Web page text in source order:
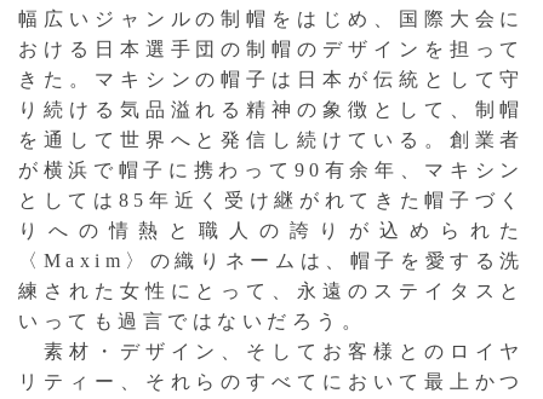
幅広いジャンルの制帽をはじめ、国際大会に
おける日本選手団の制帽のデザインを担って
きた。マキシンの帽子は日本が伝統として守
り続ける気品溢れる精神の象徴として、制帽
を通して世界へと発信し続けている。創業者
が横浜で帽子に携わって90有余年、マキシン
としては85年近く受け継がれてきた帽子づく
りへの情熱と職人の誇りが込められた
〈Maxim〉の織りネームは、帽子を愛する洗
練された女性にとって、永遠のステイタスと
いっても過言ではないだろう。
素材・デザイン、そしてお客様とのロイヤ
リティー、それらのすべてにおいて最上かつ